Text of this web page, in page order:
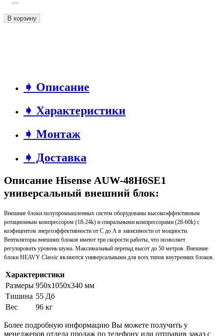
В корзину
➧ Описание
➧ Характеристики
➧ Монтаж
➧ Доставка
Описание Hisense AUW-48H6SE1
универсальный внешний блок:
Внешние блоки полупромышленных систем оборудованы высокоэффективным
ротационным компрессором (18-24k) и спиральными компрессорами (28-60k) с
коэфицентом энергоэффективности от С до А в зависимости от мощности.
Вентиляторы внешних блоков имеют три скорости работы, что позволяет
регулировать уровень шума. Максимальный перепад высот до 50 метров. Внешние
блоки HEAVY Classic являются универсальными для всех типов внутренних блоков.
Характеристики
Размеры 950x1050x340 мм
Тишина 55 Дб
Вес
96 кг
Более подробную информацию Вы можете получить у
менеджеров отдела продаж по телефону или отправив заказ с